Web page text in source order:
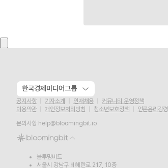
한국경제미디어그룹
공지사항 기자소개 인재채용
커뮤니티 운영정책
이용약관
개인정보처리방침 청소년보호정책
언론윤리강령
문의사항 help@bloomingbit.io
블루밍비트
서울시 강남구 테헤란로 217, 10층